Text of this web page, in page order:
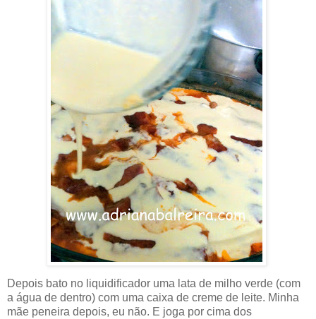
Depois bato no liquidificador uma lata de milho verde (com
a água de dentro) com uma caixa de creme de leite. Minha
mãe peneira depois, eu não. E joga por cima dos